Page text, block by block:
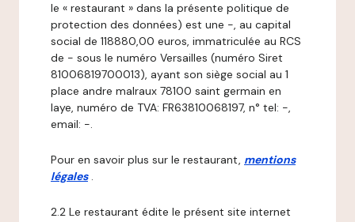
le « restaurant » dans la présente politique de
protection des données) est une -, au capital
social de 118880,00 euros, immatriculée au RCS
de - sous le numéro Versailles (numéro Siret
81006819700013), ayant son siège social au 1
place andre malraux 78100 saint germain en
laye, numéro de TVA: FR63810068197, n° tel: -,
email: -.
Pour en savoir plus sur le restaurant, mentions
légales .
2.2 Le restaurant édite le présent site internet